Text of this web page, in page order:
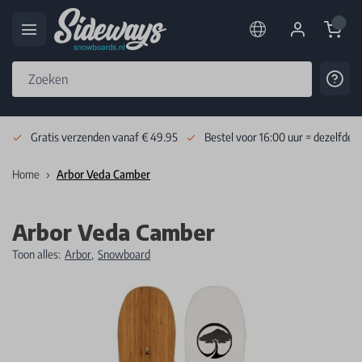
Cart
Gratis verzenden vanaf € 49.95 Bestel voor 16:00 uur = dezelfde
Home Arbor Veda Camber
Arbor Veda Camber
Toon alles: Arbor, Snowboard